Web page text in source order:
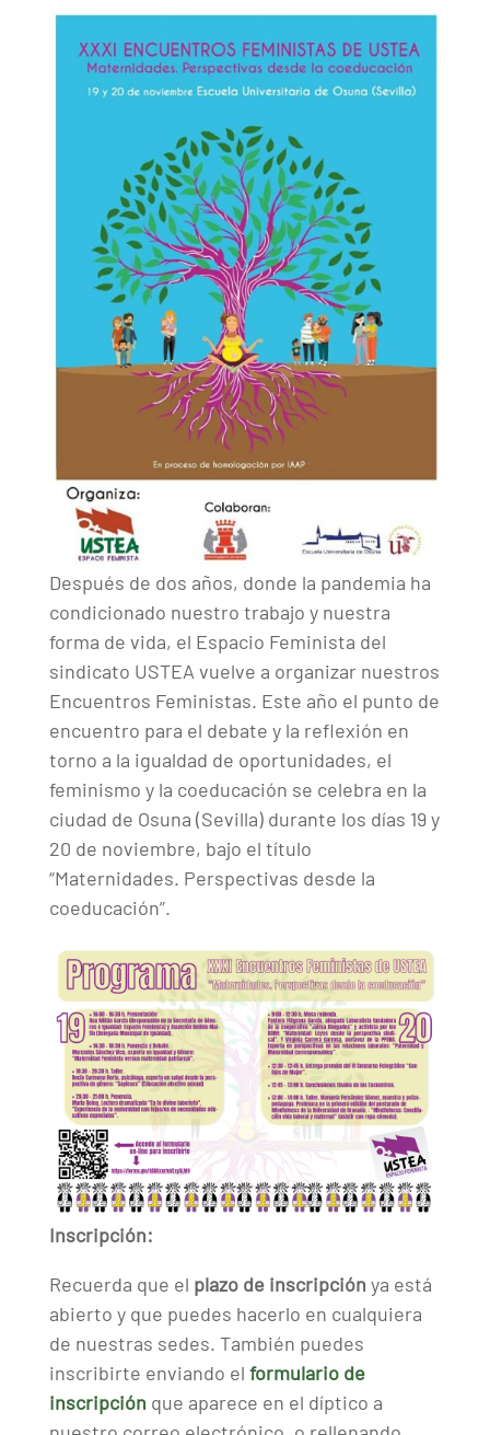
Después de dos años, donde la pandemia ha
condicionado nuestro trabajo y nuestra
forma de vida, el Espacio Feminista del
sindicato USTEA vuelve a organizar nuestros
Encuentros Feministas. Este año el punto de
encuentro para el debate y la reflexión en
torno a la igualdad de oportunidades, el
feminismo y la coeducación se celebra en la
ciudad de Osuna (Sevilla) durante los días 19 y
20 de noviembre, bajo el título
“Maternidades. Perspectivas desde la
coeducación”.
Inscripción:
Recuerda que el plazo de inscripción ya está
abierto y que puedes hacerlo en cualquiera
de nuestras sedes. También puedes
inscribirte enviando el formulario de
inscripciónque aparece en el díptico a